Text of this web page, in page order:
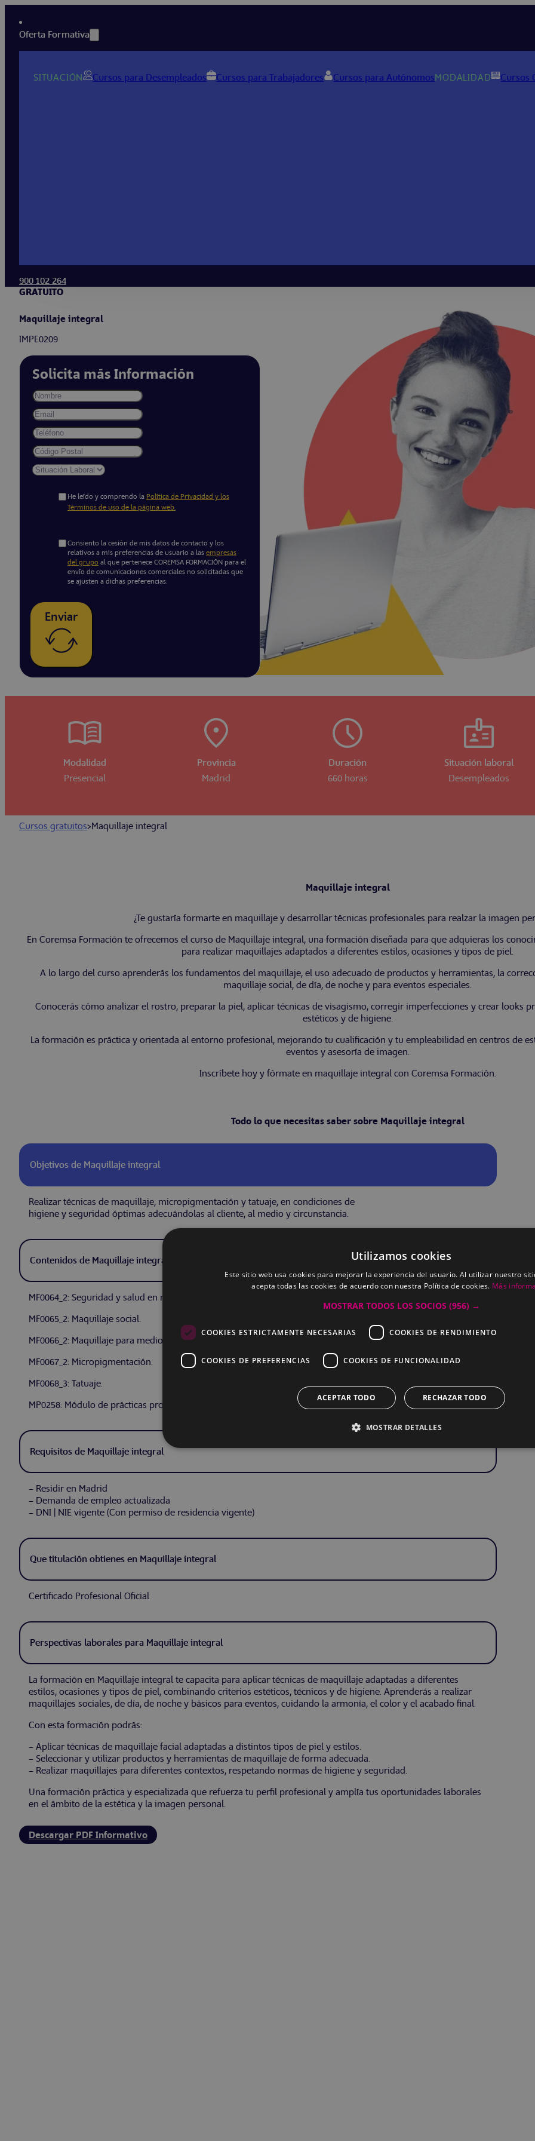
Oferta Formativa
SITUACIÓN Cursos para Desempleados Cursos para Trabajadores Cursos para AutónomosMODALIDAD Cursos
900 102 264
GRATUITO
Maquillaje integral
IMPE0209
Solicita más Información
He leído y comprendo la Política de Privacidad y los
Términos de uso de la página web.
Consiento la cesión de mis datos de contacto y los
relativos a mis preferencias de usuario a las empresas
del grupo al que pertenece COREMSA FORMACIÓN para el
envío de comunicaciones comerciales no solicitadas que
se ajusten a dichas preferencias.
Enviar
Modalidad
Presencial
Provincia
Madrid
Duración
660 horas
Situación laboral
Desempleados
Cursos gratuitos>Maquillaje integral
Maquillaje integral
¿Te gustaría formarte en maquillaje y desarrollar técnicas profesionales para realzar la imagen
En Coremsa Formación te ofrecemos el curso de Maquillaje integral, una formación diseñada para que adquieras los
para realizar maquillajes adaptados a diferentes estilos, ocasiones y tipos de piel.
A lo largo del curso aprenderás los fundamentos del maquillaje, el uso adecuado de productos y herramientas, la
maquillaje social, de día, de noche y para eventos especiales.
Conocerás cómo analizar el rostro, preparar la piel, aplicar técnicas de visagismo, corregir imperfecciones y crear looks
estéticos y de higiene.
La formación es práctica y orientada al entorno profesional, mejorando tu cualificación y tu empleabilidad en centros de
eventos y asesoría de imagen.
Inscríbete hoy y fórmate en maquillaje integral con Coremsa Formación.
Todo lo que necesitas saber sobre Maquillaje integral
Objetivos de Maquillaje integral
Realizar técnicas de maquillaje, micropigmentación y tatuaje, en condiciones de
higiene y seguridad óptimas adecuándolas al cliente, al medio y circunstancia.
Contenidos de Maquillaje integral
MF0064_2: Seguridad y salud en maquillaje integral.
MF0065_2: Maquillaje social.
MF0066_2: Maquillaje para medios escénicos y producciones audiovisuales.
MF0067_2: Micropigmentación.
MF0068_3: Tatuaje.
MP0258: Módulo de prácticas profesionales no laborales en Maquillaje Integral.
Requisitos de Maquillaje integral
– Residir en Madrid
– Demanda de empleo actualizada
– DNI | NIE vigente (Con permiso de residencia vigente)
Que titulación obtienes en Maquillaje integral
Certificado Profesional Oficial
Perspectivas laborales para Maquillaje integral
La formación en Maquillaje integral te capacita para aplicar técnicas de maquillaje adaptadas a diferentes
estilos, ocasiones y tipos de piel, combinando criterios estéticos, técnicos y de higiene. Aprenderás a realizar
maquillajes sociales, de día, de noche y básicos para eventos, cuidando la armonía, el color y el acabado final.
Con esta formación podrás:
– Aplicar técnicas de maquillaje facial adaptadas a distintos tipos de piel y estilos.
– Seleccionar y utilizar productos y herramientas de maquillaje de forma adecuada.
– Realizar maquillajes para diferentes contextos, respetando normas de higiene y seguridad.
Una formación práctica y especializada que refuerza tu perfil profesional y amplía tus oportunidades laborales
en el ámbito de la estética y la imagen personal.
Descargar PDF Informativo
Utilizamos cookies
Este sitio web usa cookies para mejorar la experiencia del usuario. Al utilizar nuestro
acepta todas las cookies de acuerdo con nuestra Política de cookies. Más
MOSTRAR TODOS LOS SOCIOS (956) →
COOKIES ESTRICTAMENTE NECESARIAS COOKIES DE RENDIMIENTO
COOKIES DE PREFERENCIAS COOKIES DE FUNCIONALIDAD
ACEPTAR TODO RECHAZAR TODO
MOSTRAR DETALLES